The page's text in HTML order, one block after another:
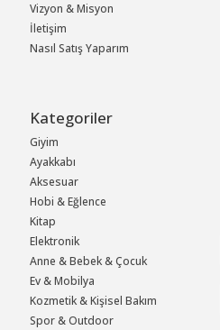
Vizyon & Misyon
İletişim
Nasıl Satış Yaparım
Kategoriler
Giyim
Ayakkabı
Aksesuar
Hobi & Eğlence
Kitap
Elektronik
Anne & Bebek & Çocuk
Ev & Mobilya
Kozmetik & Kişisel Bakım
Spor & Outdoor